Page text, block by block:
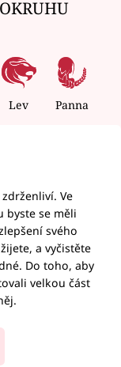
Lev Panna
Ve
byste se měli
svého
a vyčistěte
Do toho, aby
velkou část